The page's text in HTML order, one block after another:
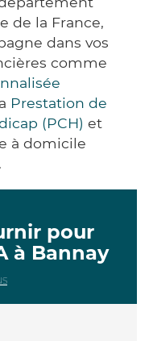
de la France,
dans vos
comme
Prestation de
(PCH) et
à domicile
pour
à Bannay